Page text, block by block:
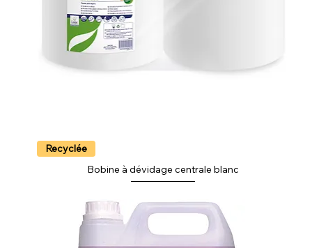
Recyclée
Bobine à dévidage centrale blanc